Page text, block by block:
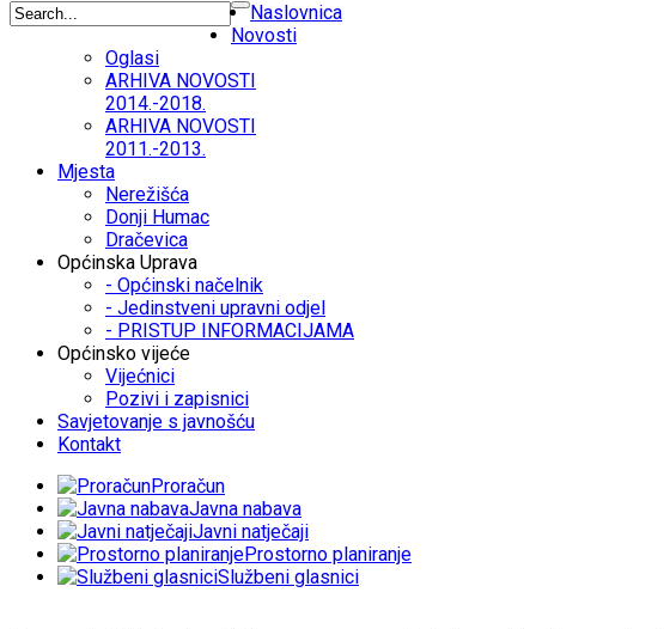
Naslovnica
Novosti
Oglasi
ARHIVA NOVOSTI
2014.-2018.
ARHIVA NOVOSTI
2011.-2013.
Mjesta
Nerežišća
Donji Humac
Dračevica
Općinska Uprava
- Općinski načelnik
- Jedinstveni upravni odjel
- PRISTUP INFORMACIJAMA
Općinsko vijeće
Vijećnici
Pozivi i zapisnici
Savjetovanje s javnošću
Kontakt
Proračun
Javna nabava
Javni natječaji
Prostorno planiranje
Službeni glasnici